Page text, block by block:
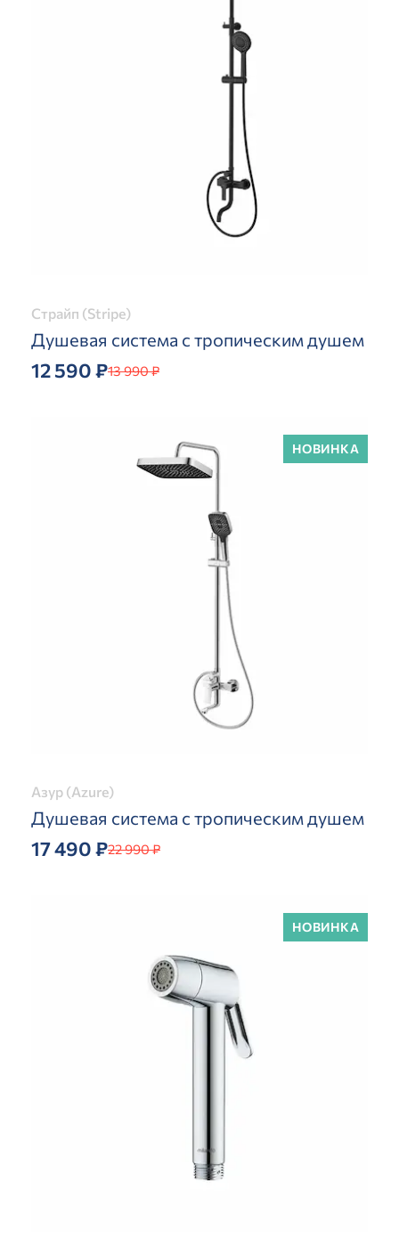
Страйп (Stripe)
Душевая система с тропическим душем
12 590 ₽13 990 ₽
НОВИНКА
Азур (Azure)
Душевая система с тропическим душем
17 490 ₽22 990 ₽
НОВИНКА